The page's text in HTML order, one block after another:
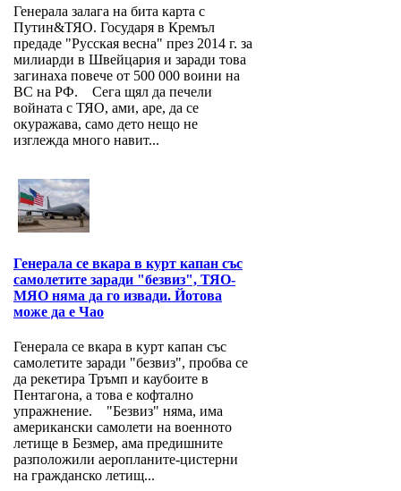
Генерала залага на бита карта с
Путин&ТЯО. Государя в Кремъл
предаде "Русская весна" през 2014 г. за
милиарди в Швейцария и заради това
загинаха повече от 500 000 воини на
ВС на РФ. Сега щял да печели
войната с ТЯО, ами, аре, да се
окуражава, само дето нещо не
изглежда много навит...
Генерала се вкара в курт капан със
самолетите заради "безвиз", ТЯО-
МЯО няма да го извади. Йотова
може да е Чао
Генерала се вкара в курт капан със
самолетите заради "безвиз", пробва се
да рекетира Тръмп и каубоите в
Пентагона, а това е кофтално
упражнение. "Безвиз" няма, има
американски самолети на военното
летище в Безмер, ама предишните
разположили аеропланите-цистерни
на гражданско летищ...